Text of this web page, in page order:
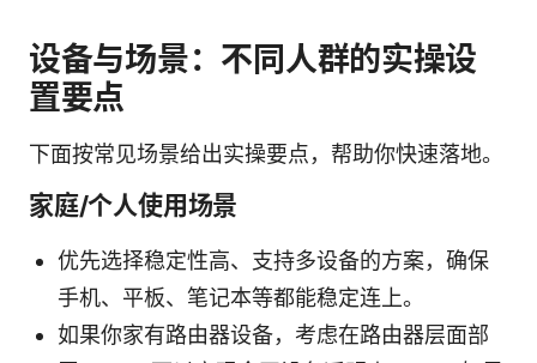
设备与场景：不同人群的实操设
置要点
下面按常见场景给出实操要点，帮助你快速落地。
家庭/个人使用场景
优先选择稳定性高、支持多设备的方案，确保
手机、平板、笔记本等都能稳定连上。
如果你家有路由器设备，考虑在路由器层面部